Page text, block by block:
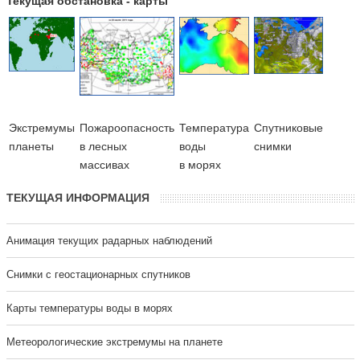
Экстремумы
планеты
Пожароопасность
в лесных
массивах
Температура
воды
в морях
Cпутниковые
снимки
ТЕКУЩАЯ ИНФОРМАЦИЯ
Анимация текущих радарных наблюдений
Cнимки с геостационарных спутников
Карты температуры воды в морях
Метеорологические экстремумы на планете